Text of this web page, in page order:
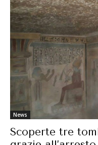
News
Scoperte tre